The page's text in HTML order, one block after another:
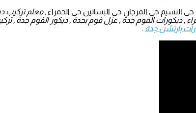
النسيم حي المرجان حي البساتين حي الحمراء ,معلم تركيب
الفوم جدة , عزل فوم بجدة , ديكور الفوم جدة ,
بارتشن جدة .